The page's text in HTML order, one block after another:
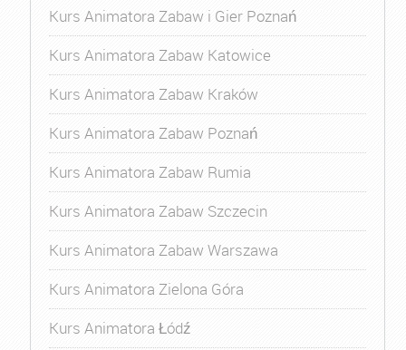
Kurs Animatora Zabaw i Gier Poznań
Kurs Animatora Zabaw Katowice
Kurs Animatora Zabaw Kraków
Kurs Animatora Zabaw Poznań
Kurs Animatora Zabaw Rumia
Kurs Animatora Zabaw Szczecin
Kurs Animatora Zabaw Warszawa
Kurs Animatora Zielona Góra
Kurs Animatora Łódź